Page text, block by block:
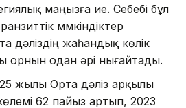
маңызға ие. Себебі бұл
мүмкіндіктер
дәліздің жаһандық көлік
орнын одан әрі нығайтады.
жылы Орта дәліз арқылы
62 пайыз артып, 2023